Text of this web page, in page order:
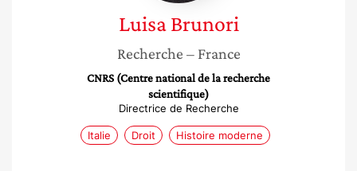
Luisa Brunori
Recherche – France
CNRS (Centre national de la recherche
scientifique)
Directrice de Recherche
Italie Droit Histoire moderne